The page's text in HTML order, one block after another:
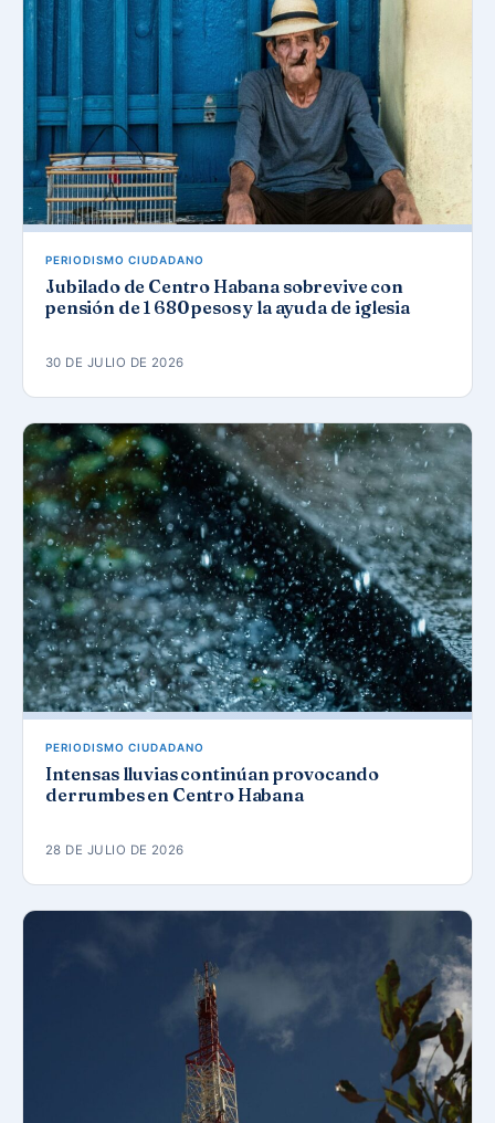
PERIODISMO CIUDADANO
Jubilado de Centro Habana sobrevive con
pensión de 1 680 pesos y la ayuda de iglesia
30 DE JULIO DE 2026
PERIODISMO CIUDADANO
Intensas lluvias continúan provocando
derrumbes en Centro Habana
28 DE JULIO DE 2026